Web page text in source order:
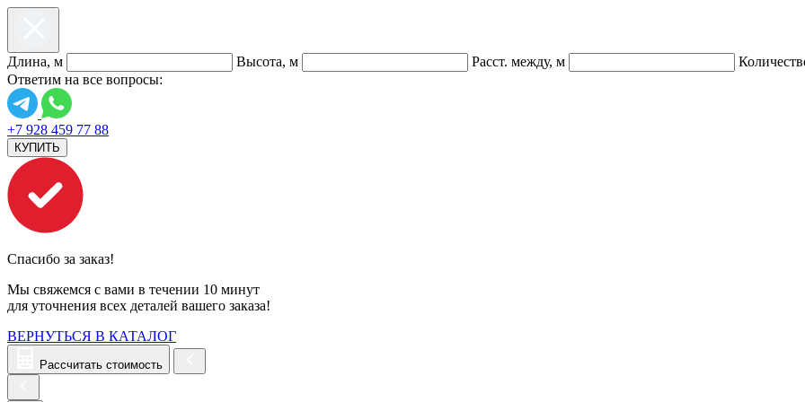
Длина, м Высота, м Расст. между, м
Ответим на все вопросы:
+7 928 459 77 88
КУПИТЬ
Спасибо за заказ!
Мы свяжемся с вами в течении 10 минут
для уточнения всех деталей вашего заказа!
ВЕРНУТЬСЯ В КАТАЛОГ
Рассчитать стоимость